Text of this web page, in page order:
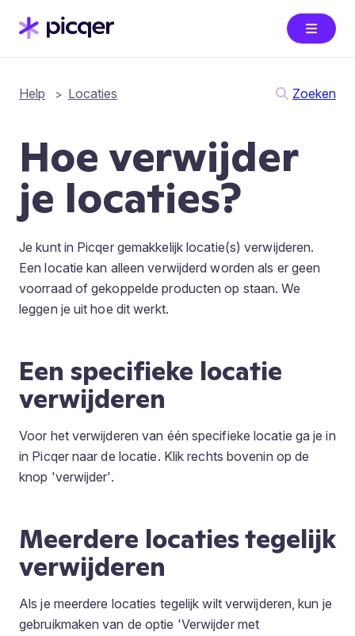
Help Locaties Zoeken
Hoe verwijder
je locaties?
Je kunt in Picqer gemakkelijk locatie(s) verwijderen.
Een locatie kan alleen verwijderd worden als er geen
voorraad of gekoppelde producten op staan. We
leggen je uit hoe dit werkt.
Een specifieke locatie
verwijderen
Voor het verwijderen van één specifieke locatie ga je in
in Picqer naar de locatie. Klik rechts bovenin op de
knop 'verwijder'.
Meerdere locaties tegelijk
verwijderen
Als je meerdere locaties tegelijk wilt verwijderen, kun je
gebruikmaken van de optie 'Verwijder met